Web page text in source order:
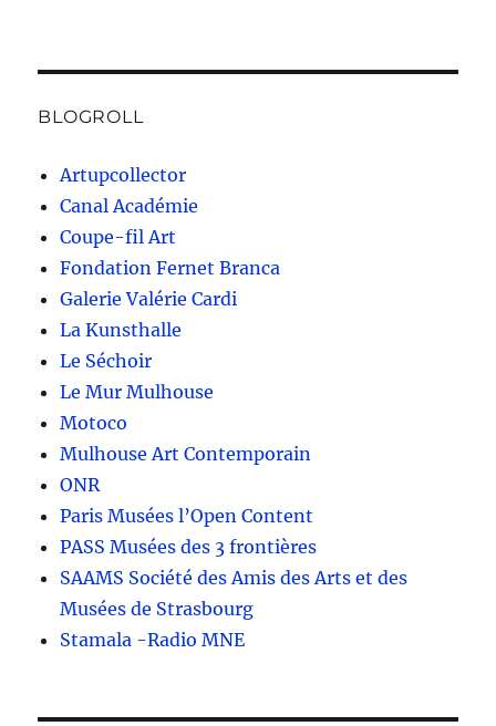
BLOGROLL
Artupcollector
Canal Académie
Coupe-fil Art
Fondation Fernet Branca
Galerie Valérie Cardi
La Kunsthalle
Le Séchoir
Le Mur Mulhouse
Motoco
Mulhouse Art Contemporain
ONR
Paris Musées l’Open Content
PASS Musées des 3 frontières
SAAMS Société des Amis des Arts et des
Musées de Strasbourg
Stamala -Radio MNE